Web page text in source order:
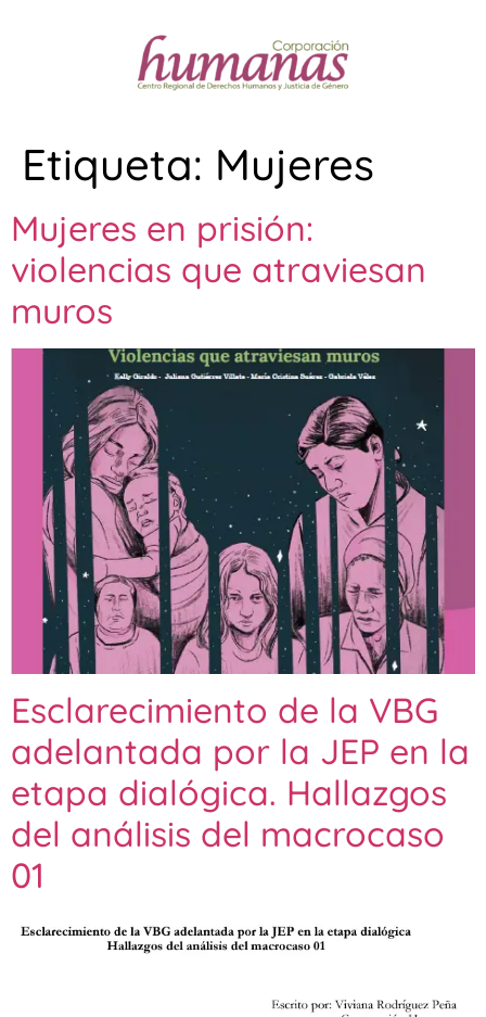
Etiqueta: Mujeres
Mujeres en prisión:
violencias que atraviesan
muros
Esclarecimiento de la VBG
adelantada por la JEP en la
etapa dialógica. Hallazgos
del análisis del macrocaso
01